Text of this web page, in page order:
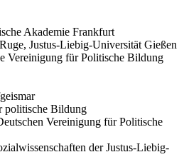
Akademie Frankfurt
Justus-Liebig-Universität Gießen
Vereinigung für Politische Bildung
politische Bildung
Vereinigung für Politische
der Justus-Liebig-